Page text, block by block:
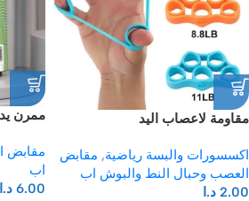
مقاومة لاعصاب اليد
اكسسورات والبسة رياضية, مقابض
العصب وحبال النط والبوش اب
2.00 د.ا
ممرن يد
مقابض
اب
6.00 د.ا